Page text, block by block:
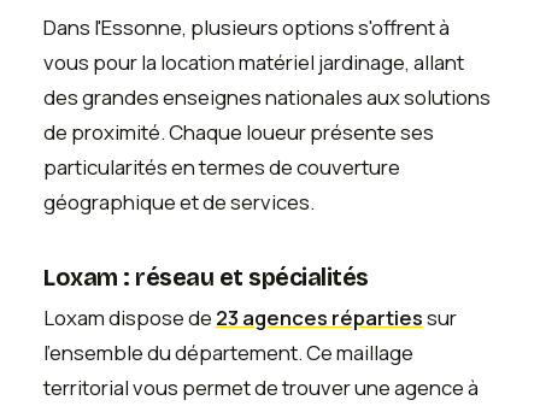
Dans l'Essonne, plusieurs options s'offrent à
vous pour la location matériel jardinage, allant
des grandes enseignes nationales aux solutions
de proximité. Chaque loueur présente ses
particularités en termes de couverture
géographique et de services.
Loxam : réseau et spécialités
Loxam dispose de 23 agences répartiessur
l'ensemble du département. Ce maillage
territorial vous permet de trouver une agence à